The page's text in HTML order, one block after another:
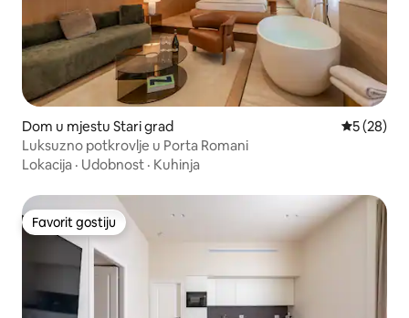
Dom u mjestu Stari grad Prosječna
5 (28)
Luksuzno potkrovlje u Porta Romani
Lokacija · Udobnost · Kuhinja
Favorit gostiju
Favorit gostiju